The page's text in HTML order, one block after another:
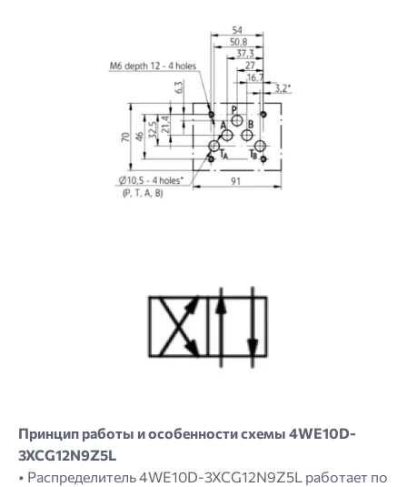
Принцип работы и особенности схемы 4WE10D-
3XCG12N9Z5L
• Распределитель 4WE10D-3XCG12N9Z5L работает по